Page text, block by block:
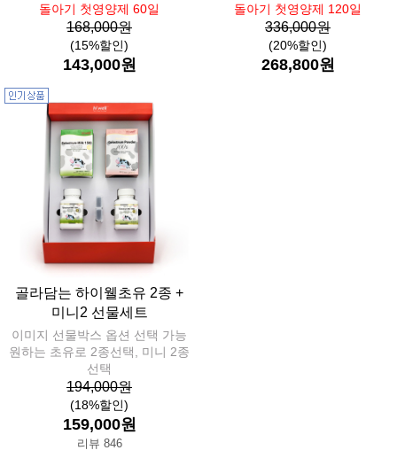
돌아기 첫영양제 60일
168,000원
(15%할인)
143,000원
돌아기 첫영양제 120일
336,000원
(20%할인)
268,800원
골라담는 하이웰초유 2종 +
미니2 선물세트
이미지 선물박스 옵션 선택 가능
원하는 초유로 2종선택, 미니 2종
선택
194,000원
(18%할인)
159,000원
리뷰 846